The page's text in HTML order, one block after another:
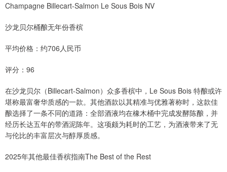
Champagne Billecart-Salmon Le Sous Bois NV
沙龙贝尔桶酿无年份香槟
平均价格：约706人民币
评分：96
在沙龙贝尔（Billecart-Salmon）众多香槟中，Le Sous Bois 特酿或许
堪称最富奢华质感的一款。其他酒款以其精准与优雅著称时，这款佳
酿选择了一条不同的道路：全部酒液均在橡木桶中完成发酵陈酿，并
经历长达五年的带酒泥陈年。这项颇为耗时的工艺，为酒液带来了无
与伦比的丰富层次与醇厚质感。
2025年其他最佳香槟指南The Best of the Rest